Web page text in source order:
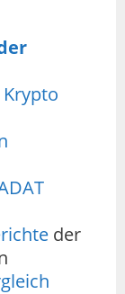
Krypto
der